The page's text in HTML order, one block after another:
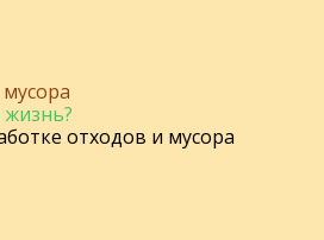
отходов и мусора